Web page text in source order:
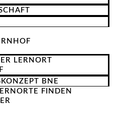
LERNORT
BNE
FINDEN